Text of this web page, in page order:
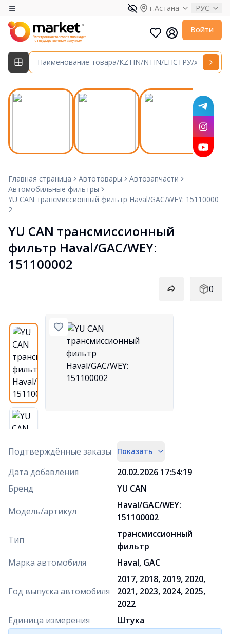
г.Астана РУС
Войти
Главная страница Автотовары
Автозапчасти
Автомобильные фильтры
YU CAN трансмиссионный фильтр Haval/GAC/WEY: 15110000
2
YU CAN трансмиссионный
фильтр Haval/GAC/WEY:
151100002
0
Подтверждённые заказы Показать
Дата добавления
20.02.2026 17:54:19
Бренд
YU CAN
Модель/артикул
Haval/GAC/WEY:
151100002
Тип
трансмиссионный
фильтр
Марка автомобиля
Haval, GAC
Год выпуска автомобиля
2017, 2018, 2019, 2020,
2021, 2023, 2024, 2025,
2022
Единица измерения
Штука